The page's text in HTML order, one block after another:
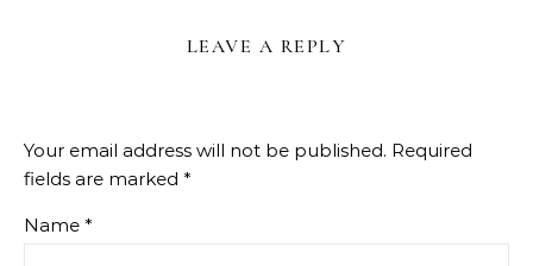
LEAVE A REPLY
Your email address will not be published. Required
fields are marked *
Name *